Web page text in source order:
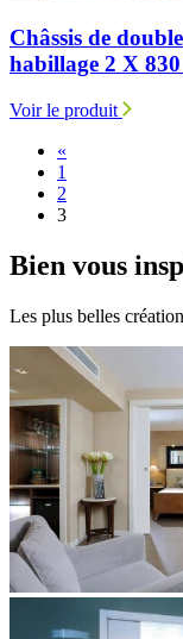
Châssis de
habillage 2 X
Voir le produit
«
1
2
3
Bien vous
Les plus belles